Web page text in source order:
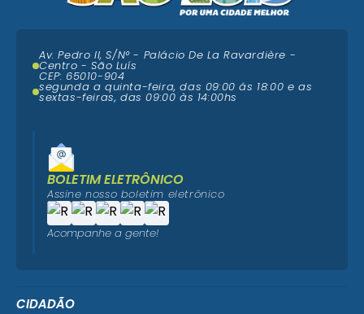
CIDADÃO
Av. Pedro II, S/N° - Palácio De La Ravardière -
Centro - São Luís
CEP: 65010-904
segunda a quinta-feira, das 09:00 ás 18:00 e as
sextas-feiras, das 09:00 às 14:00hs
BOLETIM ELETRÔNICO
Assine nosso boletim eletrônico
Acompanhe a gente!